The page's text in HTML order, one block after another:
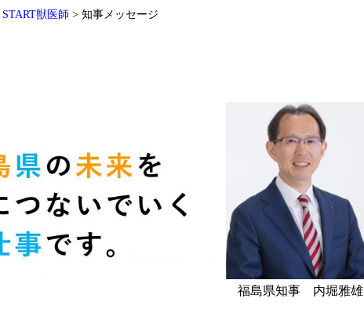
獣医師 > 知事メッセージ
県知事 内堀雅雄